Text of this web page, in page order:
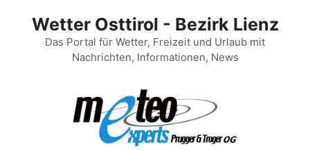
springen
Wetter Osttirol - Bezirk Lienz
Das Portal für Wetter, Freizeit und Urlaub mit
Nachrichten, Informationen, News